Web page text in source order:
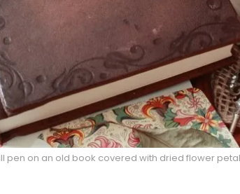
pen on an old book covered with dried flower